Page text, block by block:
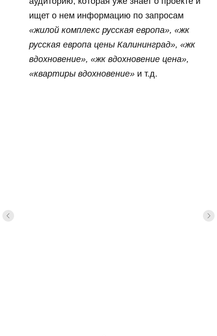
ищет о нем информацию по запросам
«жилой комплекс русская европа», «жк
русская европа цены Калининград», «жк
вдохновение», «жк вдохновение цена»,
«квартиры вдохновение» и т.д.